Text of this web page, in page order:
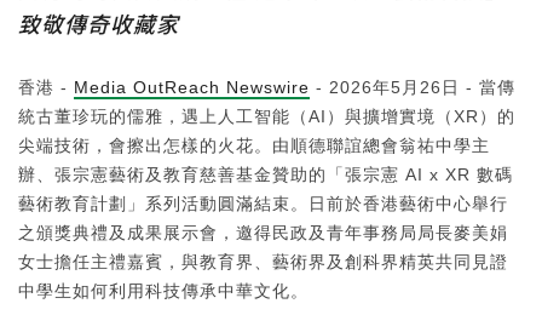
致敬傳奇收藏家
香港 - Media OutReach Newswire - 2026年5月26日 - 當傳
統古董珍玩的儒雅，遇上人工智能（AI）與擴增實境（XR）的
尖端技術，會擦出怎樣的火花。由順德聯誼總會翁祐中學主
辦、張宗憲藝術及教育慈善基金贊助的「張宗憲 AI x XR 數碼
藝術教育計劃」系列活動圓滿結束。日前於香港藝術中心舉行
之頒獎典禮及成果展示會，邀得民政及青年事務局局長麥美娟
女士擔任主禮嘉賓，與教育界、藝術界及創科界精英共同見證
中學生如何利用科技傳承中華文化。